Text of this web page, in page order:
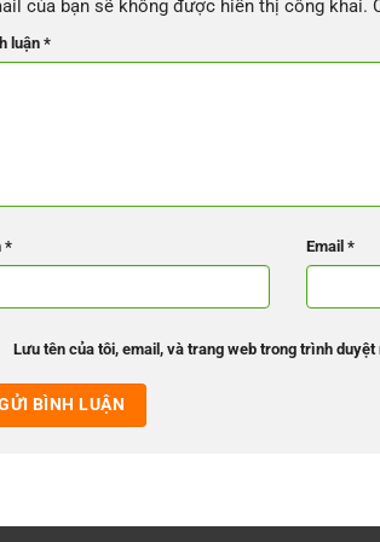
của bạn sẽ không được hiển thị công khai.
luận *
* Email *
Lưu tên của tôi, email, và trang web trong trình